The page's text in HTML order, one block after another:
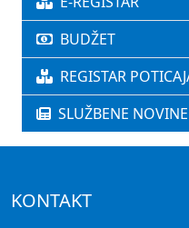
BUDŽET
REGISTAR
SLUŽBENE
KONTAKT